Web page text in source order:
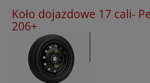
Honda
Hyundai
Jaecoo
Kia
407
4007
4008
Koło dojazdowe 17 cali-
206+